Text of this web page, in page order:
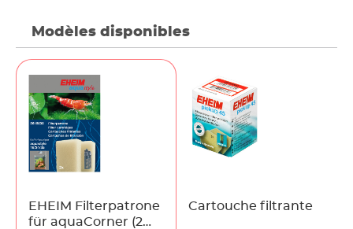
Modèles disponibles
EHEIM Filterpatrone
für aquaCorner (2
Cartouche filtrante